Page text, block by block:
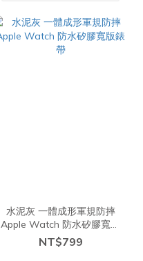
水泥灰 一體成形軍規防摔
Apple Watch 防水矽膠寬版
錶帶
NT$799